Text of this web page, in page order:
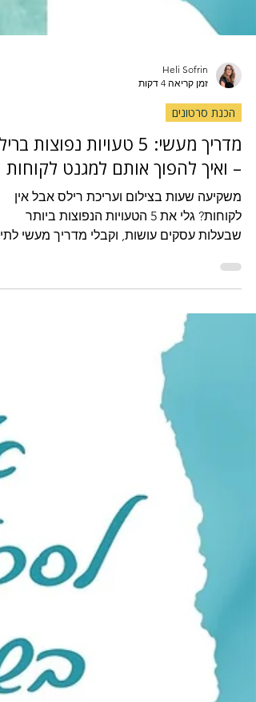
Heli Sofrin
זמן קריאה 4 דקות
מדריך מעשי: 5 טעויות נפוצות
– ואיך להפוך אותם למגנט לקוחות
משקיעה שעות בצילום ועריכת רילס אבל אין
לקוחות? גלי את 5 הטעויות הנפוצות ביותר
ושדרוג התוכן שלך כבר היום.